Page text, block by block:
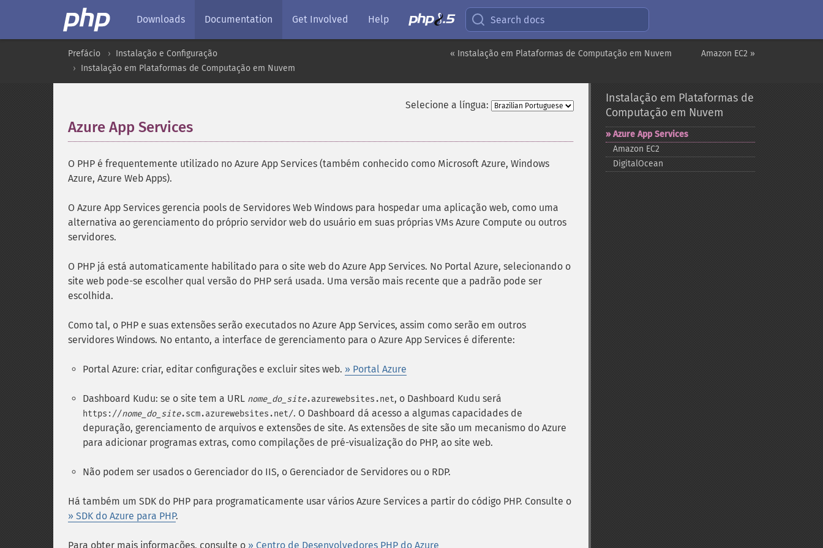
Downloads Documentation Get Involved Help Search docs
Amazon EC2 »
« Instalação em Plataformas de Computação em Nuvem
Prefácio
Instalação e Configuração
Instalação em Plataformas de Computação em Nuvem
Selecione a língua:
Azure App Services
O PHP é frequentemente utilizado no Azure App Services (também conhecido como Microsoft Azure, Windows
Azure, Azure Web Apps).
O Azure App Services gerencia pools de Servidores Web Windows para hospedar uma aplicação web, como uma
alternativa ao gerenciamento do próprio servidor web do usuário em suas próprias VMs Azure Compute ou outros
servidores.
O PHP já está automaticamente habilitado para o site web do Azure App Services. No Portal Azure, selecionando o
site web pode-se escolher qual versão do PHP será usada. Uma versão mais recente que a padrão pode ser
escolhida.
Como tal, o PHP e suas extensões serão executados no Azure App Services, assim como serão em outros
servidores Windows. No entanto, a interface de gerenciamento para o Azure App Services é diferente:
Portal Azure: criar, editar configurações e excluir sites web. » Portal Azure
Dashboard Kudu: se o site tem a URL nome_do_site.azurewebsites.net, o Dashboard Kudu será
https://nome_do_site.scm.azurewebsites.net/. O Dashboard dá acesso a algumas capacidades de
depuração, gerenciamento de arquivos e extensões de site. As extensões de site são um mecanismo do Azure
para adicionar programas extras, como compilações de pré-visualização do PHP, ao site web.
Não podem ser usados o Gerenciador do IIS, o Gerenciador de Servidores ou o RDP.
Há também um SDK do PHP para programaticamente usar vários Azure Services a partir do código PHP. Consulte o
» SDK do Azure para PHP.
Para obter mais informações, consulte o » Centro de Desenvolvedores PHP do Azure
Instalação em Plataformas de
Computação em Nuvem
Azure App Services
Amazon EC2
DigitalOcean